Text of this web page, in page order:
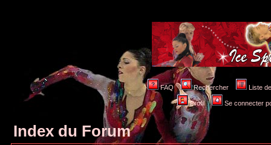
FAQ Rechercher Liste
Profil Se connecter
Index du Forum